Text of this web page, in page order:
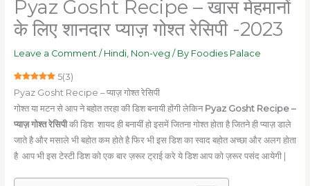
Pyaz Gosht Recipe – खास मेहमानों
के लिए शानदार प्याज़ गोश्त रेसिपी -2023
Leave a Comment / Hindi, Non-veg / By Foodies Palace
5(3)
Pyaz Gosht Recipe – प्याज़ गोश्त रेसिपी
गोश्त या मटन से आप ने बहोत तरहा की डिश बनायी होंगी लेकिनPyaz Gosht Recipe –
प्याज़ गोश्त रेसिपीकी डिश शायद ही बनायीं हो इसमें जितना गोश्त होता है जितने ही प्याज़ डाले
जाते है और मसाले भी बहोत कम होते है फिर भी इस डिश का स्वाद बहोत अच्छा और अलग होता
है आप भी इस टेस्टी डिश को एक बार ज़रूर ट्राई करे ये डिश आप को ज़रूर पसंद आयेगी |